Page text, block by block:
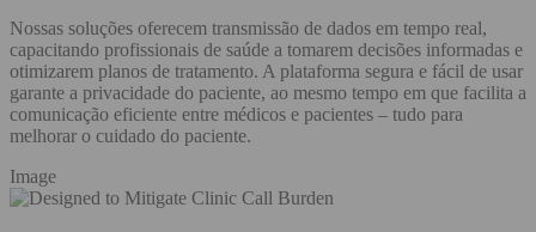
Nossas soluções oferecem transmissão de dados em tempo real,
capacitando profissionais de saúde a tomarem decisões informadas e
otimizarem planos de tratamento. A plataforma segura e fácil de usar
garante a privacidade do paciente, ao mesmo tempo em que facilita a
comunicação eficiente entre médicos e pacientes – tudo para
melhorar o cuidado do paciente.​
Image